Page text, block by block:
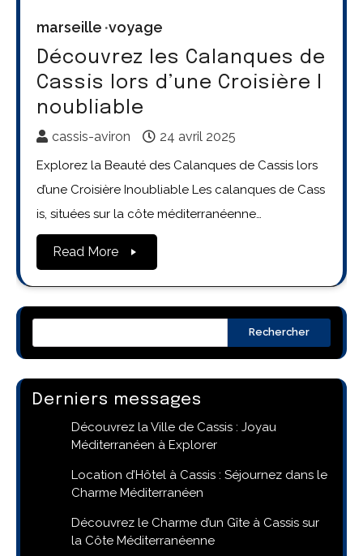
marseille voyage
Découvrez les Calanques de
Cassis lors d’une Croisière I
noubliable
cassis-aviron 24 avril 2025
Explorez la Beauté des Calanques de Cassis lors
d’une Croisière Inoubliable Les calanques de Cass
is, situées sur la côte méditerranéenne…
Read More
Rechercher
Derniers messages
Découvrez la Ville de Cassis : Joyau
Méditerranéen à Explorer
Location d’Hôtel à Cassis : Séjournez dans le
Charme Méditerranéen
Découvrez le Charme d’un Gîte à Cassis sur
la Côte Méditerranéenne